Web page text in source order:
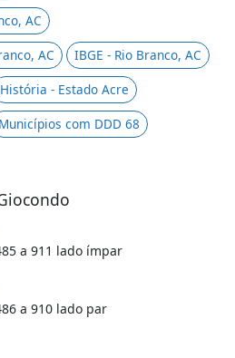
AC
AC
IBGE - Rio Branco, AC
História - Estado Acre
Municípios com DDD 68
a 911 lado ímpar
a 910 lado par